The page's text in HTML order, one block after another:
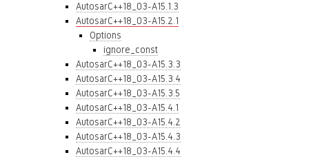
AutosarC++18_03-A15.1.3
AutosarC++18_03-A15.2.1
Options
ignore_const
AutosarC++18_03-A15.3.3
AutosarC++18_03-A15.3.4
AutosarC++18_03-A15.3.5
AutosarC++18_03-A15.4.1
AutosarC++18_03-A15.4.2
AutosarC++18_03-A15.4.3
AutosarC++18_03-A15.4.4